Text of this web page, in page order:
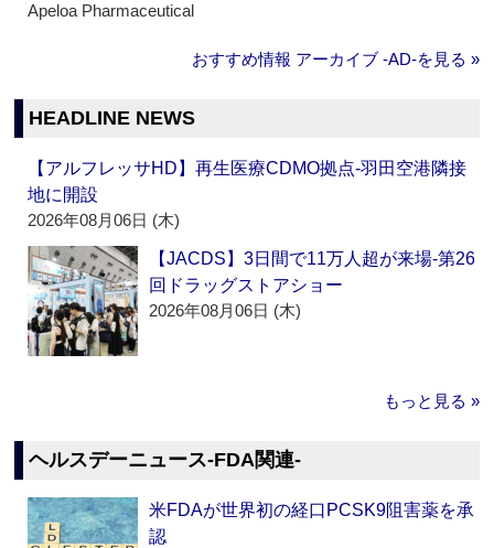
Apeloa Pharmaceutical
おすすめ情報 アーカイブ ‐AD‐を見る »
HEADLINE NEWS
【アルフレッサHD】再生医療CDMO拠点‐羽田空港隣接
地に開設
2026年08月06日 (木)
【JACDS】3日間で11万人超が来場‐第26
回ドラッグストアショー
2026年08月06日 (木)
もっと見る »
ヘルスデーニュース‐FDA関連‐
米FDAが世界初の経口PCSK9阻害薬を承
認